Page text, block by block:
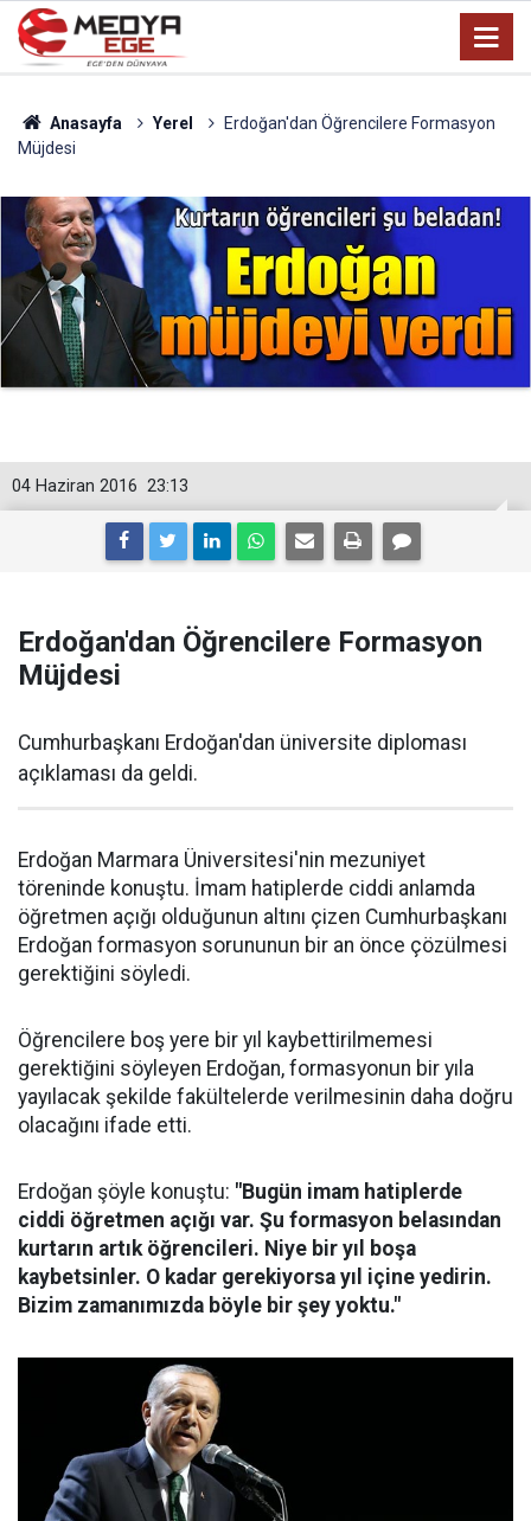
Anasayfa Yerel
Erdoğan'dan Öğrencilere Formasyon
Müjdesi
23:13
04 Haziran 2016
Erdoğan'dan Öğrencilere Formasyon
Müjdesi
Cumhurbaşkanı Erdoğan'dan üniversite diploması
açıklaması da geldi.
Erdoğan Marmara Üniversitesi'nin mezuniyet
töreninde konuştu. İmam hatiplerde ciddi anlamda
öğretmen açığı olduğunun altını çizen Cumhurbaşkanı
Erdoğan formasyon sorununun bir an önce çözülmesi
gerektiğini söyledi.
Öğrencilere boş yere bir yıl kaybettirilmemesi
gerektiğini söyleyen Erdoğan, formasyonun bir yıla
yayılacak şekilde fakültelerde verilmesinin daha doğru
olacağını ifade etti.
Erdoğan şöyle konuştu: "Bugün imam hatiplerde
ciddi öğretmen açığı var. Şu formasyon belasından
kurtarın artık öğrencileri. Niye bir yıl boşa
kaybetsinler. O kadar gerekiyorsa yıl içine yedirin.
Bizim zamanımızda böyle bir şey yoktu."